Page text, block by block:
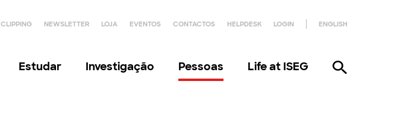
CLIPPING NEWSLETTER LOJA EVENTOS CONTACTOS HELPDESK LOGIN ENGLISH
Estudar Investigação Pessoas Life at ISEG